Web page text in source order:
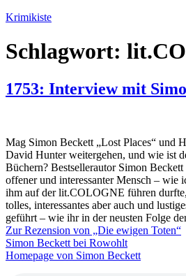
Zum
springen
Krimikiste
Schlagwort:
1753: Interview mit
Mag Simon Beckett „Lost Places“ und
David Hunter weitergehen, und wie ist
Büchern? Bestsellerautor Simon
offener und interessanter Mensch – wie
ihm auf der lit.COLOGNE führen
tolles, interessantes aber auch und
geführt – wie ihr in der neusten Folge
Zur Rezension von „Die ewigen Toten“
Simon Beckett bei Rowohlt
Homepage von Simon Beckett